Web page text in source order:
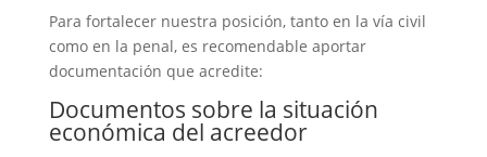
Para fortalecer nuestra posición, tanto en la vía civil
como en la penal, es recomendable aportar
documentación que acredite:
Documentos sobre la situación
económica del acreedor